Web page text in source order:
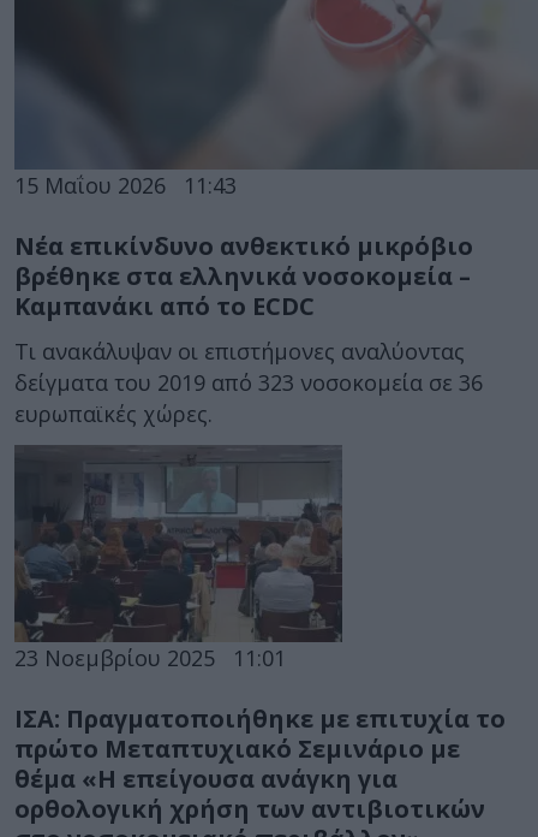
15 Μαΐου 2026 11:43
Νέα επικίνδυνο ανθεκτικό μικρόβιο
βρέθηκε στα ελληνικά νοσοκομεία –
Καμπανάκι από το ECDC
Τι ανακάλυψαν οι επιστήμονες αναλύοντας
δείγματα του 2019 από 323 νοσοκομεία σε 36
ευρωπαϊκές χώρες.
23 Νοεμβρίου 2025 11:01
ΙΣΑ: Πραγματοποιήθηκε με επιτυχία το
πρώτο Μεταπτυχιακό Σεμινάριο με
θέμα «Η επείγουσα ανάγκη για
ορθολογική χρήση των αντιβιοτικών